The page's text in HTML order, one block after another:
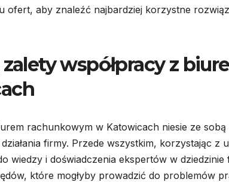
ofert, aby znaleźć najbardziej korzystne
zalety współpracy z
rachunkowym w Katowicach niesie ze
firmy. Przede wszystkim, korzystając z
wiedzy i doświadczenia ekspertów w
które mogłyby prowadzić do problemów